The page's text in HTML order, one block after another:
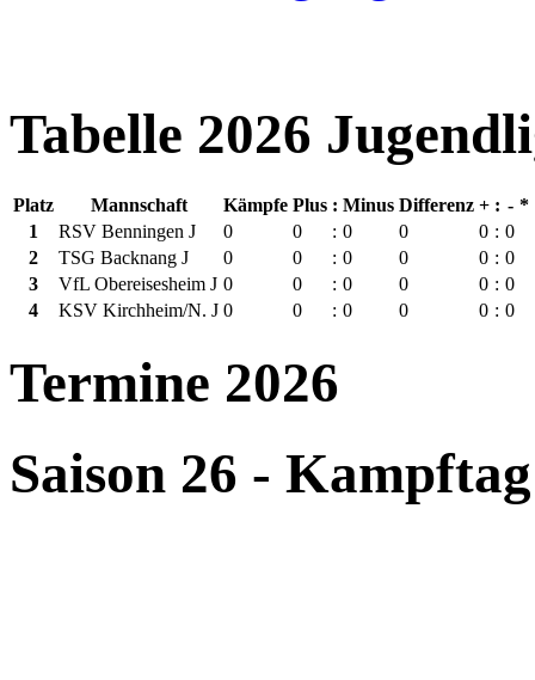
Tabelle 2026
Platz Mannschaft Kämpfe Plus : Minus Differenz + : - *
1
RSV Benningen J 0 0 : 0 0 0 : 0
2
TSG Backnang J 0 0 : 0 0 0 : 0
3
VfL Obereisesheim J 0 0 : 0 0 0 : 0
4
KSV Kirchheim/N. J 0 0 : 0 0 0 : 0
Termine 2026
Saison 26 -